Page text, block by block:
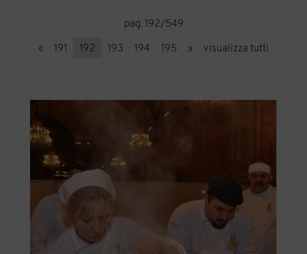
pag. 192/549
« 191 192 193 194 195 » visualizza tutti